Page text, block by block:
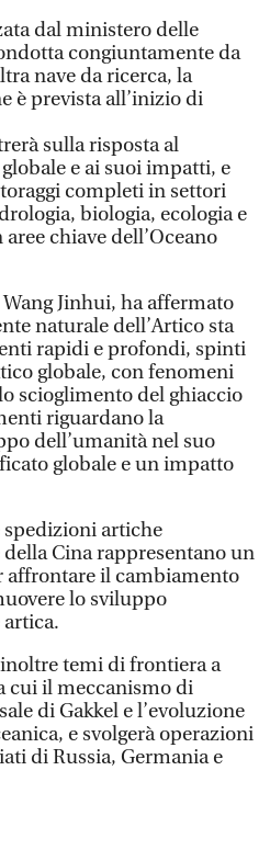
dal ministero delle
congiuntamente da
nave da ricerca, la
è prevista all’inizio di
sulla risposta al
e ai suoi impatti, e
completi in settori
biologia, ecologia e
chiave dell’Oceano
Jinhui, ha affermato
naturale dell’Artico sta
rapidi e profondi, spinti
globale, con fenomeni
scioglimento del ghiaccio
riguardano la
dell’umanità nel suo
globale e un impatto
spedizioni artiche
Cina rappresentano un
affrontare il cambiamento
lo sviluppo
temi di frontiera a
cui il meccanismo di
di Gakkel e l’evoluzione
e svolgerà operazioni
di Russia, Germania e